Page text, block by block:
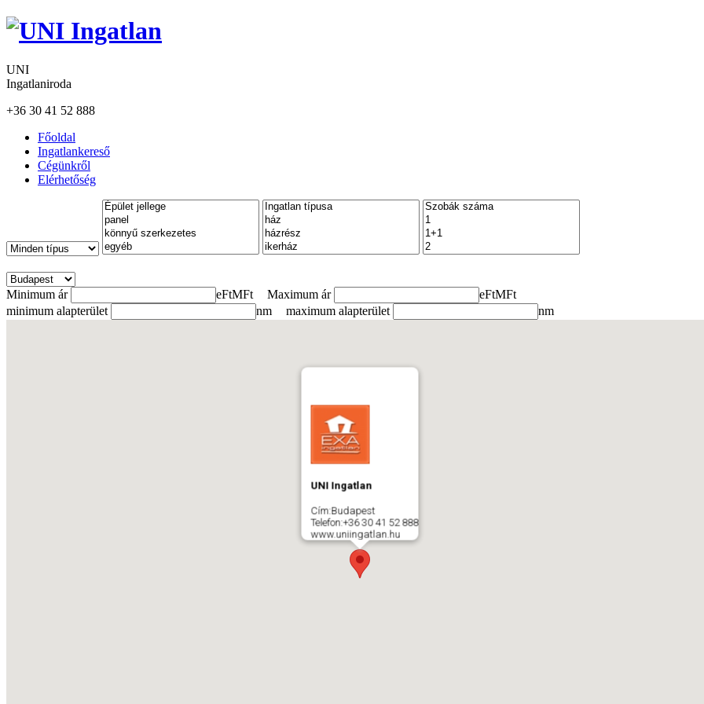
UNI
Ingatlaniroda
+36 30 41 52 888
Főoldal
Ingatlankereső
Cégünkről
Elérhetőség
Minimum ár eFtMFt Maximum ár eFtMFt
minimum alapterület
nm maximum alapterület nm
UNI Ingatlan
Cím:Budapest
Telefon:+36 30 41 52 888
www.uniingatlan.hu